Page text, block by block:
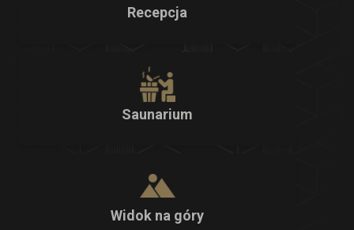
Recepcja
Saunarium
Widok na góry